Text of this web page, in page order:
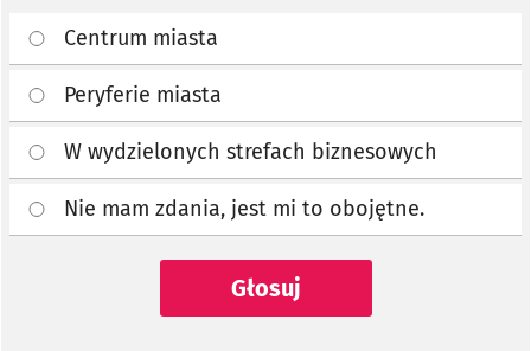
Centrum miasta
Peryferie miasta
W wydzielonych strefach biznesowych
Nie mam zdania, jest mi to obojętne.
Głosuj